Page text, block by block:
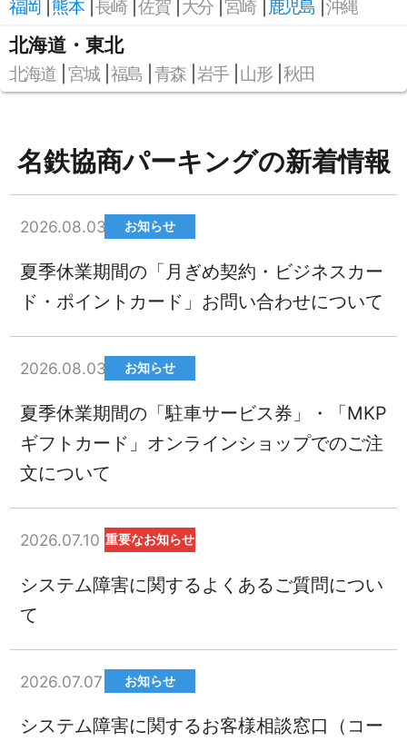
福岡 熊本 長崎 佐賀 大分 宮崎 鹿児島 沖縄
北海道・東北
北海道 宮城 福島 青森 岩手 山形 秋田
名鉄協商パーキングの新着情報
2026.08.03 お知らせ
夏季休業期間の「月ぎめ契約・ビジネスカー
ド・ポイントカード」お問い合わせについて
2026.08.03 お知らせ
夏季休業期間の「駐車サービス券」・「MKP
ギフトカード」オンラインショップでのご注
文について
2026.07.10 重要なお知らせ
システム障害に関するよくあるご質問につい
て
2026.07.07 お知らせ
システム障害に関するお客様相談窓口（コー